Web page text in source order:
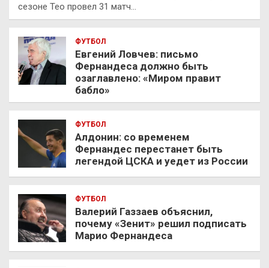
сезоне Тео провел 31 матч…
ФУТБОЛ
Евгений Ловчев: письмо
Фернандеса должно быть
озаглавлено: «Миром правит
бабло»
ФУТБОЛ
Алдонин: со временем
Фернандес перестанет быть
легендой ЦСКА и уедет из России
ФУТБОЛ
Валерий Газзаев объяснил,
почему «Зенит» решил подписать
Марио Фернандеса